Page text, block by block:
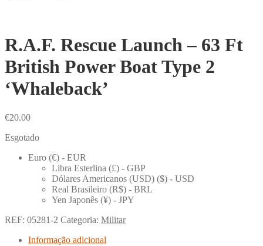
R.A.F. Rescue Launch – 63 Ft
British Power Boat Type 2
‘Whaleback’
€20.00
Esgotado
Euro (€) - EUR
Libra Esterlina (£) - GBP
Dólares Americanos (USD) ($) - USD
Real Brasileiro (R$) - BRL
Yen Japonês (¥) - JPY
REF: 05281-2 Categoria: Militar
Informação adicional